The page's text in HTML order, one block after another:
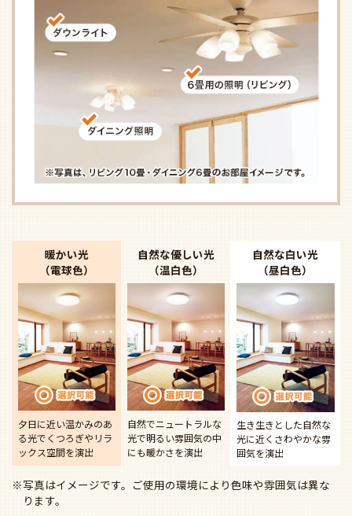
暖かい光
（電球色）
夕日に近い温かみのあ
る光でくつろぎやリラ
ックス空間を演出
自然な優しい光
（温白色）
自然でニュートラルな
光で明るい雰囲気の中
にも暖かさを演出
自然な白い光
（昼白色）
生き生きとした自然な
光に近く さわやかな雰
囲気を演出
※写真はイメージです。ご使用の環境により色味や雰囲気は異な
ります。